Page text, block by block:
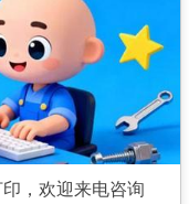
，欢迎来电咨询